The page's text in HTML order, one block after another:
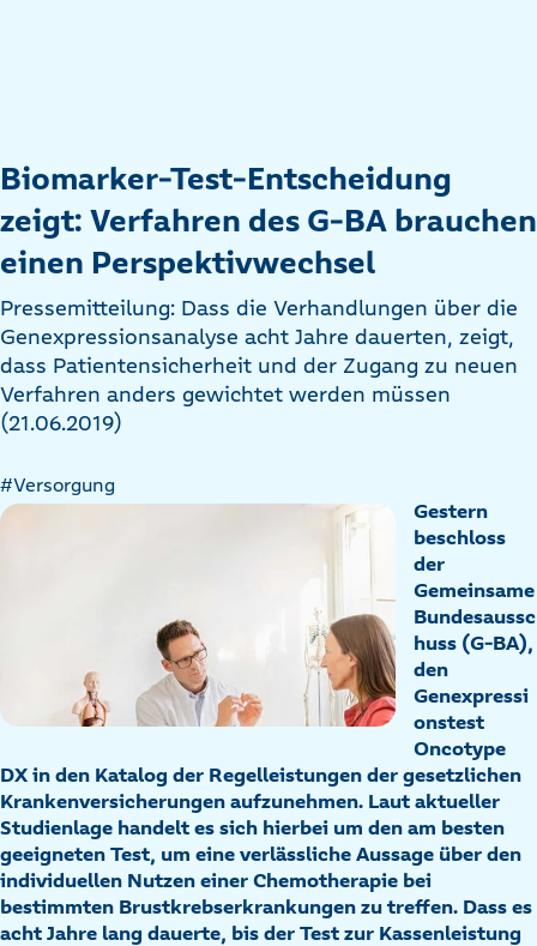
Biomarker-Test-Entscheidung
zeigt: Verfahren des G-BA brauchen
einen Perspektivwechsel
Pressemitteilung: Dass die Verhandlungen über die
Genexpressionsanalyse acht Jahre dauerten, zeigt,
dass Patientensicherheit und der Zugang zu neuen
Verfahren anders gewichtet werden müssen
(21.06.2019)
#Versorgung
Gestern
beschloss
der
Gemeinsame
Bundesaussc
huss (G-BA),
den
Genexpressi
onstest
Oncotype
DX in den Katalog der Regelleistungen der gesetzlichen
Krankenversicherungen aufzunehmen. Laut aktueller
Studienlage handelt es sich hierbei um den am besten
geeigneten Test, um eine verlässliche Aussage über den
individuellen Nutzen einer Chemotherapie bei
bestimmten Brustkrebserkrankungen zu treffen. Dass es
acht Jahre lang dauerte, bis der Test zur Kassenleistung